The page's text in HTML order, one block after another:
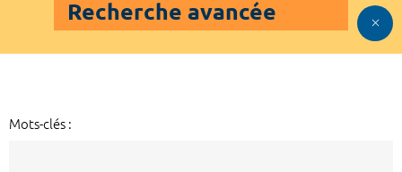
Recherche avancée
Mots-clés :